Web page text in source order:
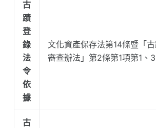
古
蹟
登
錄
法
令
依
據
文化資產保存法第14條暨「
審查辦法」第2條第1項第1、
古